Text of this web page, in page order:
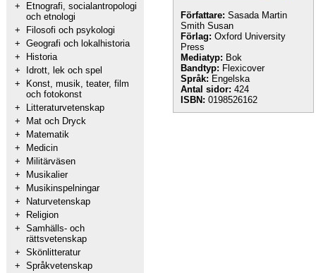
+
Etnografi, socialantropologi
och etnologi
+
Filosofi och psykologi
+ Geografi och lokalhistoria
+
Historia
+
Idrott, lek och spel
+
Konst, musik, teater, film
och fotokonst
+
Litteraturvetenskap
+
Mat och Dryck
+
Matematik
+
Medicin
+
Militärväsen
+
Musikalier
+
Musikinspelningar
+
Naturvetenskap
+
Religion
+ Samhälls- och
rättsvetenskap
+ Skönlitteratur
+ Språkvetenskap
Författare: Sasada Martin
Smith Susan
Förlag: Oxford University
Press
Mediatyp: Bok
Bandtyp: Flexicover
Språk: Engelska
Antal sidor: 424
ISBN: 0198526162